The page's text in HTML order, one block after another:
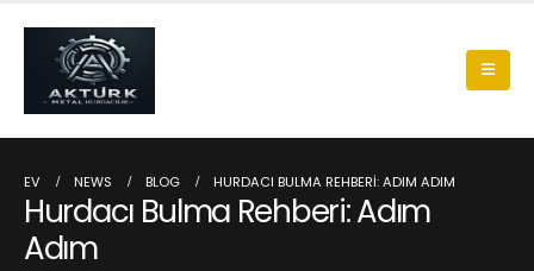
EV NEWS BLOG HURDACI BULMA REHBERI: ADIM ADIM
Hurdacı Bulma Rehberi: Adım
Adım